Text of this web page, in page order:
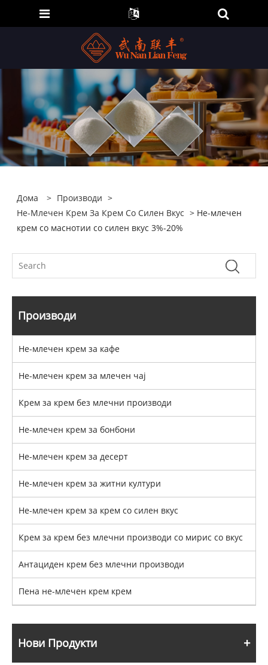
Дома > Производи >
Не-Млечен Крем За Крем Со Силен Вкус > Не-млечен
крем со маснотии со силен вкус 3%-20%
Производи
Не-млечен крем за кафе
Не-млечен крем за млечен чај
Крем за крем без млечни производи
Не-млечен крем за бонбони
Не-млечен крем за десерт
Не-млечен крем за житни култури
Не-млечен крем за крем со силен вкус
Крем за крем без млечни производи со мирис со вкус
Антациден крем без млечни производи
Пена не-млечен крем крем
Нови Продукти